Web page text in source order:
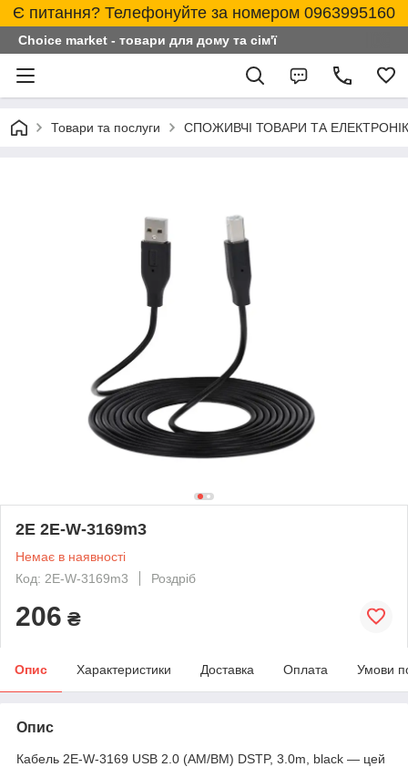
Є питання? Телефонуйте за номером 0963995160
Choice market - товари для дому та сім'ї
Товари та послуги СПОЖИВЧІ ТОВАРИ ТА
2E 2E-W-3169m3
Немає в наявності
Код: 2E-W-3169m3
Роздріб
206 ₴
Опис Характеристики Доставка Оплата Умови
Опис
Кабель 2E-W-3169 USB 2.0 (AM/BM) DSTP, 3.0m, black — цей